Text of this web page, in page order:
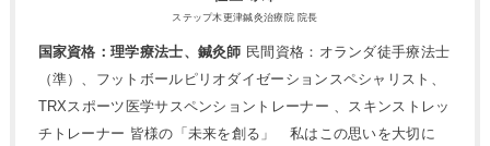
ステップ木更津鍼灸治療院 院長
国家資格：理学療法士、鍼灸師 民間資格：オランダ徒手療法士
（準）、フットボールピリオダイゼーションスペシャリスト、
TRXスポーツ医学サスペンショントレーナー 、スキンストレッ
チトレーナー 皆様の「未来を創る」 私はこの思いを大切に